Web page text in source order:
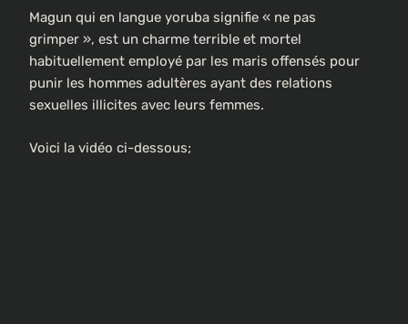
Magun qui en langue yoruba signifie « ne pas
grimper », est un charme terrible et mortel
habituellement employé par les maris offensés pour
punir les hommes adultères ayant des relations
sexuelles illicites avec leurs femmes.
Voici la vidéo ci-dessous;